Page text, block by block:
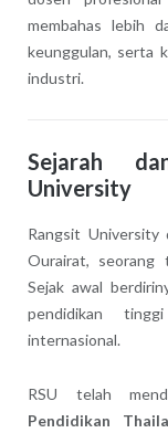
membahas lebih
keunggulan, serta
industri.
Sejarah
University
Rangsit University
Ourairat, seorang
Sejak awal
pendidikan
internasional.
RSU telah
Pendidikan